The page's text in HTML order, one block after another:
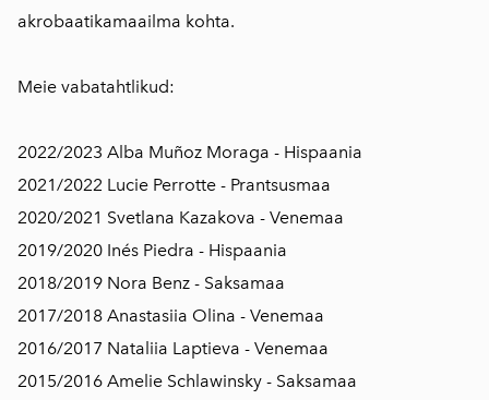
akrobaatikamaailma kohta.
Meie vabatahtlikud:
2022/2023 Alba Muñoz Moraga - Hispaania
2021/2022 Lucie Perrotte - Prantsusmaa
2020/2021 Svetlana Kazakova - Venemaa
2019/2020 Inés Piedra - Hispaania
2018/2019 Nora Benz - Saksamaa
2017/2018 Anastasiia Olina - Venemaa
2016/2017 Nataliia Laptieva - Venemaa
2015/2016 Amelie Schlawinsky - Saksamaa